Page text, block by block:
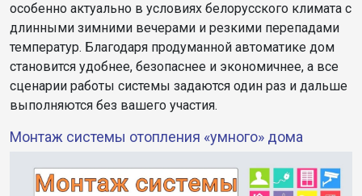
особенно актуально в условиях белорусского климата с
длинными зимними вечерами и резкими перепадами
температур. Благодаря продуманной автоматике дом
становится удобнее, безопаснее и экономичнее, а все
сценарии работы системы задаются один раз и дальше
выполняются без вашего участия.
Монтаж системы отопления «умного» дома